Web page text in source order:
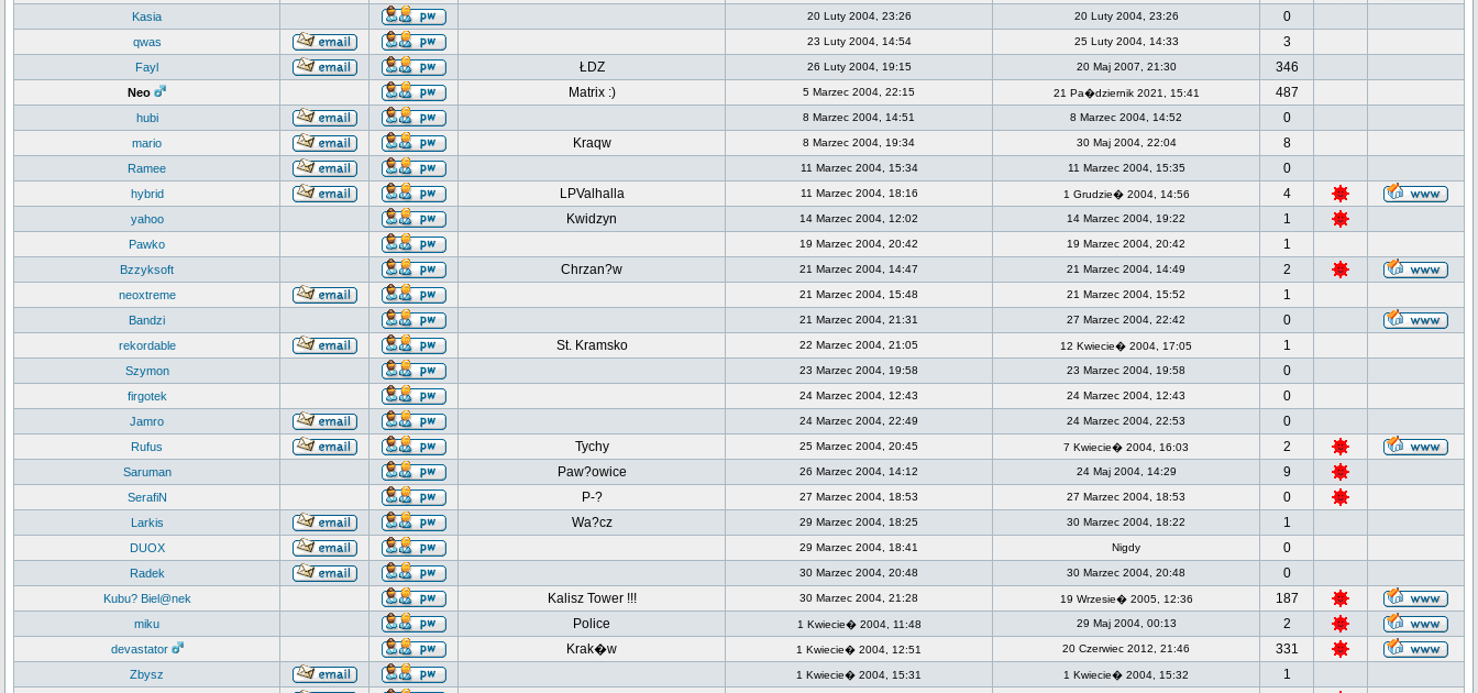
Kasia 20 Luty 2004, 23:26 20 Luty 2004, 23:26 0
qwas 23 Luty 2004, 14:54 25 Luty 2004, 14:33 3
Fayl ŁDZ 26 Luty 2004, 19:15 20 Maj 2007, 21:30 346
Neo Matrix :) 5 Marzec 2004, 22:15 21 Pa�dziernik 2021, 15:41 487
hubi 8 Marzec 2004, 14:51 8 Marzec 2004, 14:52 0
mario Kraqw 8 Marzec 2004, 19:34 30 Maj 2004, 22:04 8
Ramee 11 Marzec 2004, 15:34 11 Marzec 2004, 15:35 0
hybrid LPValhalla 11 Marzec 2004, 18:16 1 Grudzie� 2004, 14:56 4
yahoo Kwidzyn 14 Marzec 2004, 12:02 14 Marzec 2004, 19:22 1
Pawko 19 Marzec 2004, 20:42 19 Marzec 2004, 20:42 1
Bzzyksoft Chrzan?w 21 Marzec 2004, 14:47 21 Marzec 2004, 14:49 2
neoxtreme 21 Marzec 2004, 15:48 21 Marzec 2004, 15:52 1
Bandzi 21 Marzec 2004, 21:31 27 Marzec 2004, 22:42 0
rekordable St. Kramsko 22 Marzec 2004, 21:05 12 Kwiecie� 2004, 17:05 1
Szymon 23 Marzec 2004, 19:58 23 Marzec 2004, 19:58 0
firgotek 24 Marzec 2004, 12:43 24 Marzec 2004, 12:43 0
Jamro 24 Marzec 2004, 22:49 24 Marzec 2004, 22:53 0
Rufus Tychy 25 Marzec 2004, 20:45 7 Kwiecie� 2004, 16:03 2
Saruman Paw?owice 26 Marzec 2004, 14:12 24 Maj 2004, 14:29 9
SerafiN P-? 27 Marzec 2004, 18:53 27 Marzec 2004, 18:53 0
Larkis Wa?cz 29 Marzec 2004, 18:25 30 Marzec 2004, 18:22 1
DUOX 29 Marzec 2004, 18:41 Nigdy 0
Radek 30 Marzec 2004, 20:48 30 Marzec 2004, 20:48 0
Kubu? Biel@nek Kalisz Tower !!! 30 Marzec 2004, 21:28 19 Wrzesie� 2005, 12:36 187
miku Police 1 Kwiecie� 2004, 11:48 29 Maj 2004, 00:13 2
devastator Krak�w 1 Kwiecie� 2004, 12:51 20 Czerwiec 2012, 21:46 331
Zbysz 1 Kwiecie� 2004, 15:31 1 Kwiecie� 2004, 15:32
1